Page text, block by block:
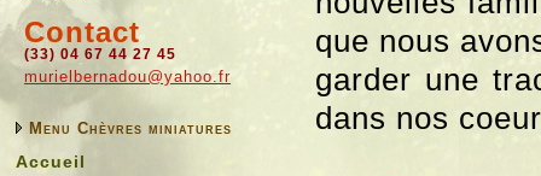
Contact
(33) 04 67 44 27 45
murielbernadou@yahoo.fr
Menu Chèvres miniatures
Accueil
que nous
garder une
dans nos